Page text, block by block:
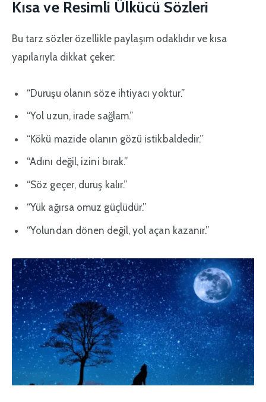
Kısa ve Resimli Ülkücü Sözleri
Bu tarz sözler özellikle paylaşım odaklıdır ve kısa
yapılarıyla dikkat çeker:
“Duruşu olanın söze ihtiyacı yoktur.”
“Yol uzun, irade sağlam.”
“Kökü mazide olanın gözü istikbaldedir.”
“Adını değil, izini bırak.”
“Söz geçer, duruş kalır.”
“Yük ağırsa omuz güçlüdür.”
“Yolundan dönen değil, yol açan kazanır.”